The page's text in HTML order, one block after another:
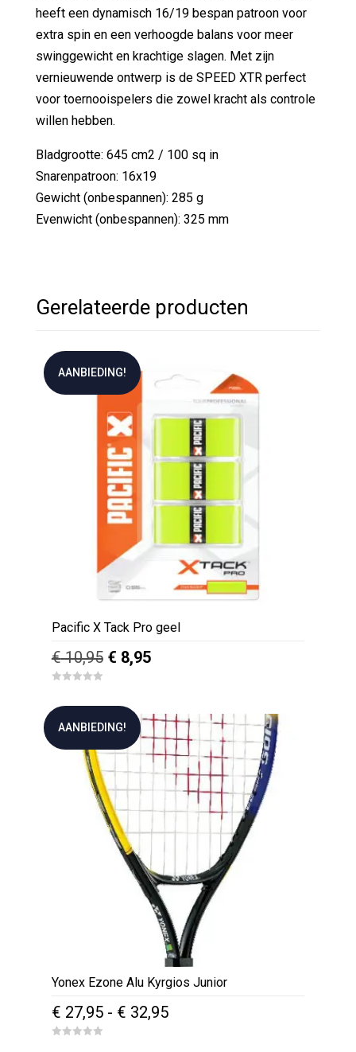
heeft een dynamisch 16/19 bespan patroon voor
extra spin en een verhoogde balans voor meer
swinggewicht en krachtige slagen. Met zijn
vernieuwende ontwerp is de SPEED XTR perfect
voor toernooispelers die zowel kracht als controle
willen hebben.
Bladgrootte: 645 cm2 / 100 sq in
Snarenpatroon: 16x19
Gewicht (onbespannen): 285 g
Evenwicht (onbespannen): 325 mm
Gerelateerde producten
AANBIEDING!
Pacific X Tack Pro geel
€10,95 Oorspronkelijke
€ 10,95.
€ 8,95Huidige
€ 8,95.
u
5
AANBIEDING!
Yonex Ezone Alu Kyrgios Junior
€ 27,95 - € 32,95Prijsklasse: